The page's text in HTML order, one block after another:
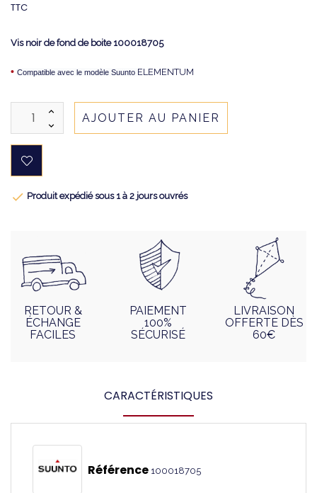
TTC
Vis noir de fond de boite 100018705
• Compatible avec le modèle Suunto ELEMENTUM
AJOUTER AU PANIER
 Produit expédié sous 1 à 2 jours ouvrés
RETOUR &
ÉCHANGE
FACILES
PAIEMENT
100%
SÉCURISÉ
LIVRAISON
OFFERTE DÈS
60€
CARACTÉRISTIQUES
Référence 100018705